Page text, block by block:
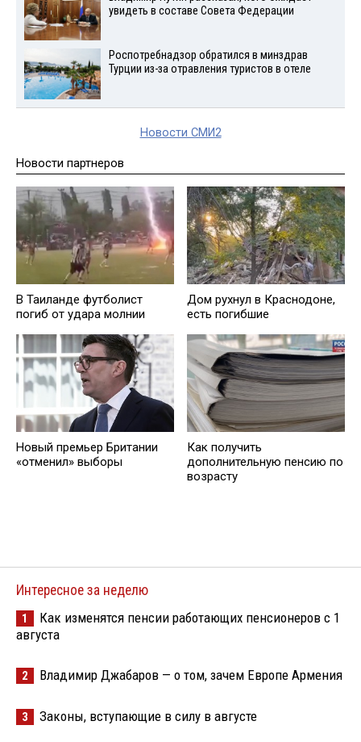
увидеть в составе Совета Федерации
Роспотребнадзор обратился в минздрав
Турции из-за отравления туристов в отеле
Новости СМИ2
Новости партнеров
В Таиланде футболист
погиб от удара молнии
Дом рухнул в Краснодоне,
есть погибшие
Новый премьер Британии
«отменил» выборы
Как получить
дополнительную пенсию по
возрасту
Интересное за неделю
1
Как изменятся пенсии работающих пенсионеров с 1
августа
2 Владимир Джабаров — о том, зачем Европе Армения
3 Законы, вступающие в силу в августе